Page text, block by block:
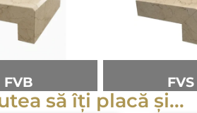
FVB FVS
să îți placă și...